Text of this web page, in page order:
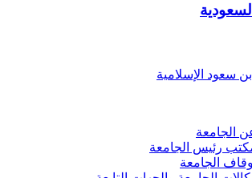
سعود الإسلامية
الجامعة
رئيس الجامعة
أوقاف الجامعة